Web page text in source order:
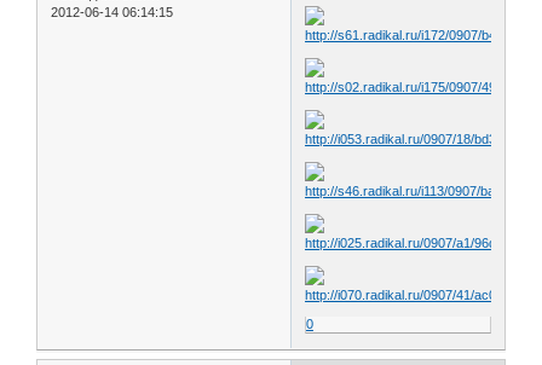
2012-06-14 06:14:15
0